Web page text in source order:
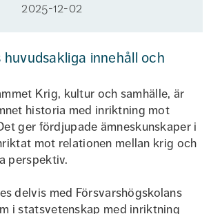
2025-12-02
innehåll och
Krig, kultur och samhälle, är
historia med inriktning mot
ger fördjupade ämneskunskaper i
mot relationen mellan krig och
perspektiv.
delvis med Försvarshögskolans
i statsvetenskap med inriktning